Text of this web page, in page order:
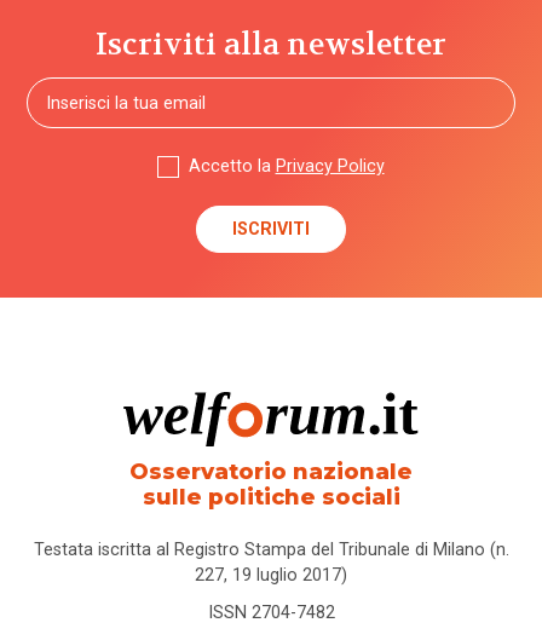
Iscriviti alla newsletter
Accetto la Privacy Policy
Osservatorio nazionale
sulle politiche sociali
Testata iscritta al Registro Stampa del Tribunale di Milano (n.
227, 19 luglio 2017)
ISSN 2704-7482